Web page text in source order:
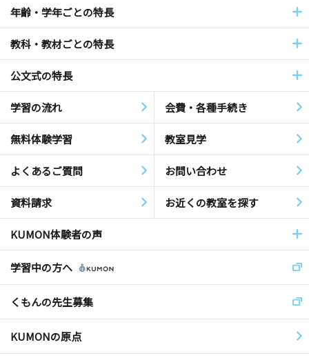
年齢・学年ごとの特長
教科・教材ごとの特長
公文式の特長
学習の流れ 会費・各種手続き
無料体験学習 教室見学
よくあるご質問 お問い合わせ
資料請求 お近くの教室を探す
KUMON体験者の声
学習中の方へ
くもんの先生募集
KUMONの原点